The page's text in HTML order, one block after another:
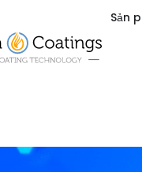
Sản